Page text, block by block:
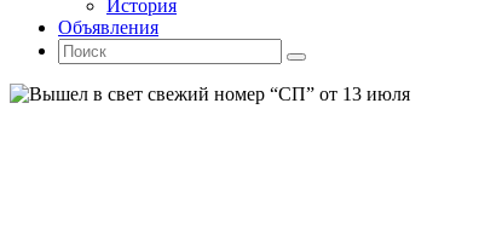
История
Объявления
Поиск
Искать:
Поиск